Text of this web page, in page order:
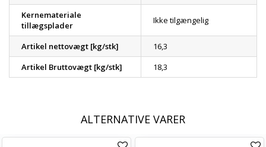
Kernemateriale
tillægsplader
Ikke tilgængelig
Artikel nettovægt [kg/stk]
16,3
Artikel Bruttovægt [kg/stk]
18,3
ALTERNATIVE VARER